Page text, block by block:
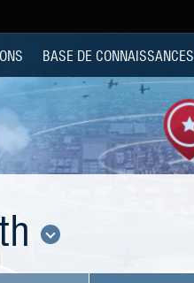
BASE DE CONNAISSANCES